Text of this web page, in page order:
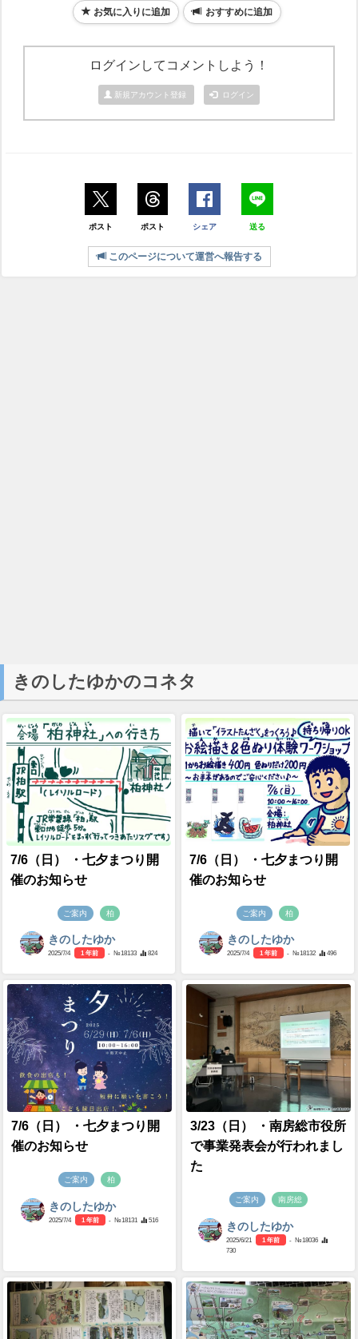
お気に入りに追加 おすすめに追加
ログインしてコメントしよう！
新規アカウント登録 ログイン
ポスト ポスト シェア 送る
このページについて運営へ報告する
きのしたゆかのコネタ
7/6（日） ・七夕まつり開
催のお知らせ
ご案内 柏
きのしたゆか
2025/7/4 1 年前 - №18133 824
7/6（日） ・七夕まつり開
催のお知らせ
ご案内 柏
きのしたゆか
2025/7/4 1 年前 - №18132 496
7/6（日） ・七夕まつり開
催のお知らせ
ご案内 柏
きのしたゆか
2025/7/4 1 年前 - №18131 516
3/23（日） ・南房総市役所
で事業発表会が行われまし
た
ご案内 南房総
きのしたゆか
2025/6/21 1 年前
- №18036
730